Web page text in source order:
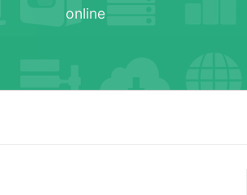
online